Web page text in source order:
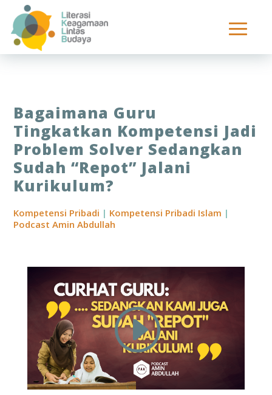
Bagaimana Guru
Tingkatkan Kompetensi Jadi
Problem Solver Sedangkan
Sudah “Repot” Jalani
Kurikulum?
Kompetensi Pribadi | Kompetensi Pribadi Islam |
Podcast Amin Abdullah